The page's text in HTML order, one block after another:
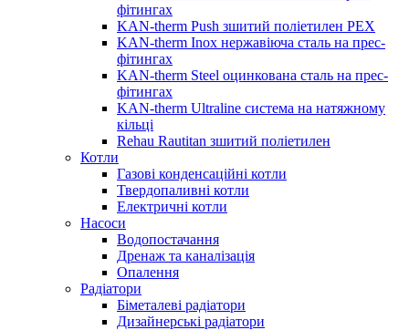
фітингах
KAN-therm Push зшитий поліетилен PEX
KAN-therm Inox нержавіюча сталь на прес-
фітингах
KAN-therm Steel оцинкована сталь на прес-
фітингах
KAN-therm Ultraline система на натяжному
кільці
Rehau Rautitan зшитий поліетилен
Котли
Газові конденсаційні котли
Твердопаливні котли
Електричні котли
Насоси
Водопостачання
Дренаж та каналізація
Опалення
Радіатори
Біметалеві радіатори
Дизайнерські радіатори